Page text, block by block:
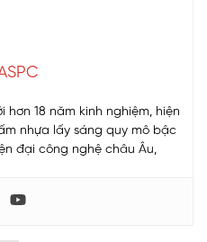
hơn 18 năm kinh nghiệm, hiện
nhựa lấy sáng quy mô bậc
đại công nghệ châu Âu,